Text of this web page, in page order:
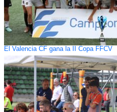
El Valencia CF gana la II Copa FFCV